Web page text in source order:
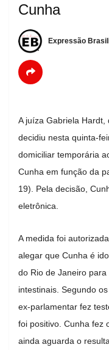
Cunha
Expressão
A juíza Gabriela Hardt,
decidiu nesta quinta-
domiciliar temporária
Cunha em função da
19). Pela decisão,
eletrônica.
A medida foi
alegar que Cunha é
do Rio de Janeiro
intestinais. Segundo
ex-parlamentar fez
foi positivo. Cunha fez
ainda aguarda o